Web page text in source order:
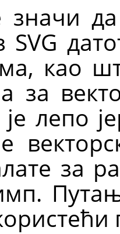
значи
SVG
као
за
лепо
за